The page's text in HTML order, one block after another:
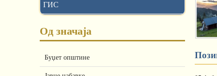
ГИС
Од значаја
Буџет општине